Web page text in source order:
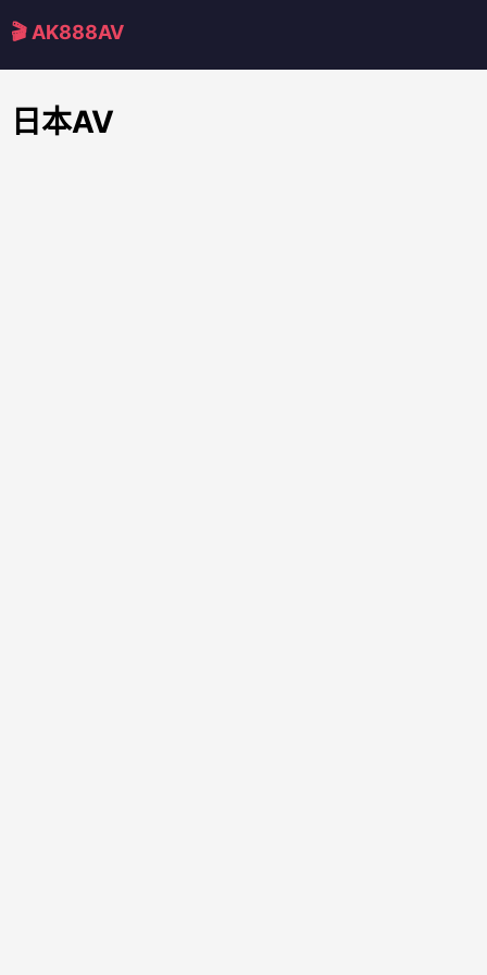
🎬 AK888AV
日本AV